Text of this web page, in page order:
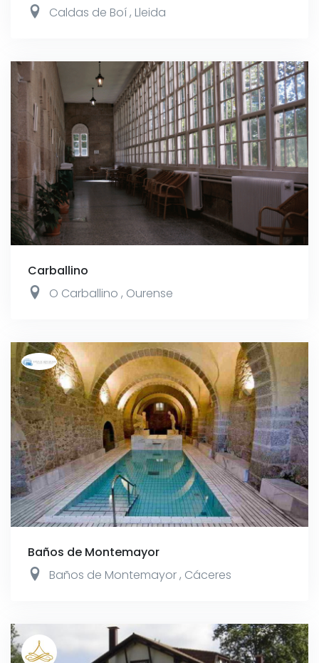
Caldas de Boí, Lleida
Carballino
O Carballino , Ourense
Baños de Montemayor
Baños de Montemayor, Cáceres